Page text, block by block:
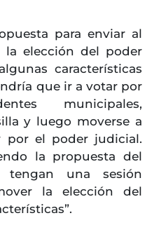
para enviar al
la elección del poder
características
que ir a votar por
municipales,
y luego moverse a
por el poder judicial.
la propuesta del
tengan una sesión
la elección del